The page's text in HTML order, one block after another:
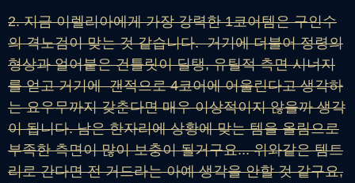
2. 지금 이렐리아에게 가장 강력한 1코어템은 구인수
의 격노검이 맞는 것 같습니다. 거기에 더불어 정령의
형상과 얼어붙은 건틀릿이 딜탱, 유틸적 측면 시너지
를 얻고 거기에 갠적으로 4코어에 어울린다고 생각하
는 요우무까지 갖춘다면 매우 이상적이지 않을까 생각
이 됩니다. 남은 한자리에 상황에 맞는 템을 올림으로
부족한 측면이 많이 보충이 될거구요... 위와같은 템트
리로 간다면 전 거드라는 아예 생각을 안할 것 같구요,